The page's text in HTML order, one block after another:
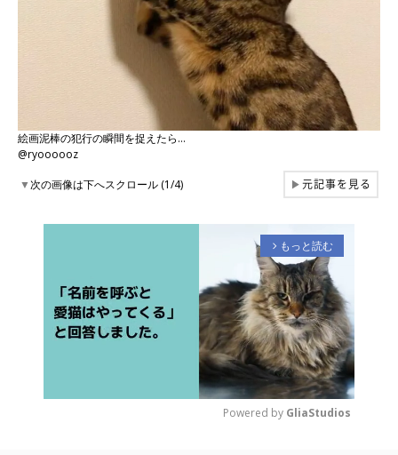
絵画泥棒の犯行の瞬間を捉えたら…
@ryoooooz
▼次の画像は下へスクロール (1/4) ▶元記事を見る
arrow_forward_ios もっと読む
Powered by GliaStudios